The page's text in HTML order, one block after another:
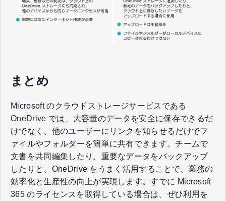
まとめ
Microsoft のクラウドストレージサービスである
OneDrive では、大容量のデータを安全に保存できるだ
けでなく、他のユーザーにリンクを知らせるだけでフ
ァイルやフォルダーを簡単に共有できます。チームで
文書を共同編集したり、重要なデータをバックアップ
したりと、OneDrive をうまく活用することで、業務の
効率化と生産性の向上が実現します。すでに Microsoft
365 のライセンスを取得している場合は、ぜひ利用を